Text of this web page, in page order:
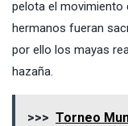
pelota el movimiento
hermanos fueran
por ello los mayas
hazaña.
>>> Torneo